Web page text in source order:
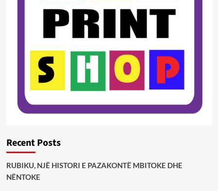
Recent Posts
RUBIKU, NJË HISTORI E PAZAKONTË MBITOKE DHE
NËNTOKE